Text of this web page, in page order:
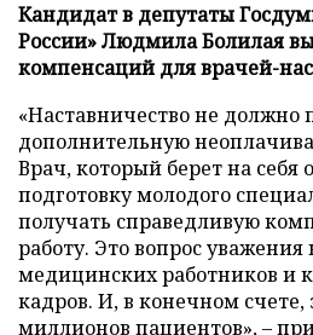
Кандидат в депутаты
России» Людмила Болилая
компенсаций для врачей-
«Наставничество не должно
дополнительную
Врач, который берет на себя
подготовку молодого
получать справедливую
работу. Это вопрос уважения
медицинских работников и
кадров. И, в конечном счете,
миллионов пациентов», –